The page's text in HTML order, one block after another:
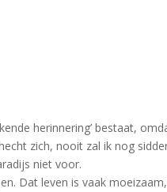
herinnering’ bestaat,
zich, nooit zal ik nog
niet voor.
Dat leven is vaak